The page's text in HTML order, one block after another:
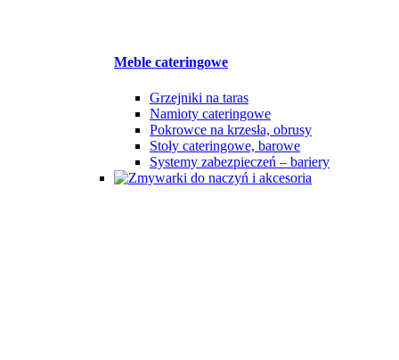
Meble cateringowe
Grzejniki na taras
Namioty cateringowe
Pokrowce na krzesła, obrusy
Stoły cateringowe, barowe
Systemy zabezpieczeń – bariery